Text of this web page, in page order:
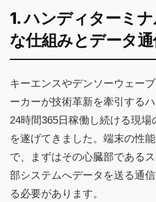
1. ハンディターミ
な仕組みとデータ
キーエンスやデンソーウェー
ーカーが技術革新を牽引する
24時間365日稼働し続ける現
を遂げてきました。端末の性
で、まずはその心臓部である
部システムへデータを送る通
る必要があります。